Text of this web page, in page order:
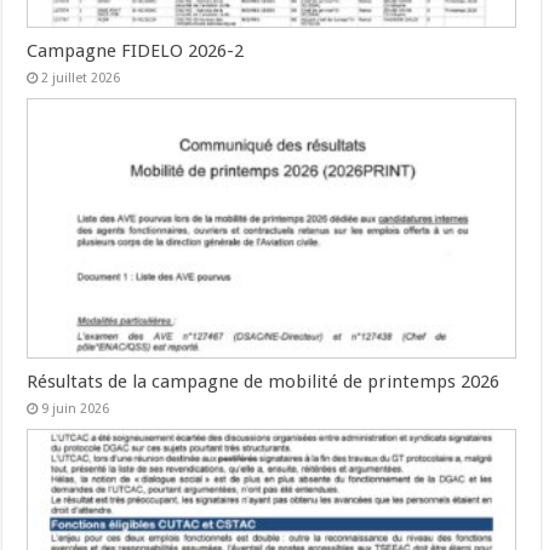
Campagne FIDELO 2026-2
2 juillet 2026
Résultats de la campagne de mobilité de printemps 2026
9 juin 2026